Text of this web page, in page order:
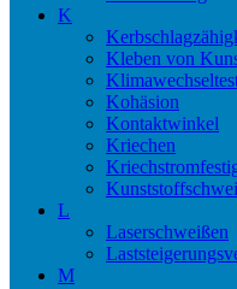
K
Kleben von
Kohäsion
Kontaktwinkel
Kriechen
L
Laserschweißen
M